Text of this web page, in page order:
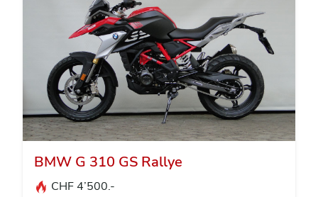
BMW G 310 GS Rallye
CHF 4’500.-